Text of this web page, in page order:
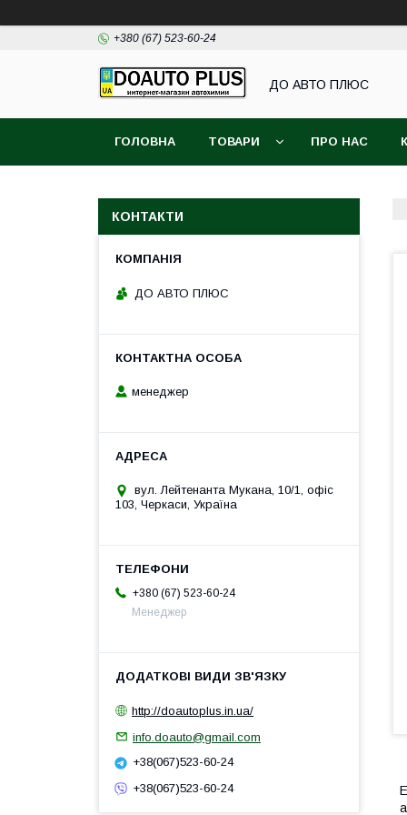
+380 (67) 523-60-24
ДО АВТО ПЛЮС
ГОЛОВНА ТОВАРИ ПРО НАС
КОНТАКТИ
ДО АВТО ПЛЮС
менеджер
вул. Лейтенанта Мукана, 10/1, офіс
103, Черкаси, Україна
+380 (67) 523-60-24
Менеджер
http://doautoplus.in.ua/
info.doauto@gmail.com
+38(067)523-60-24
+38(067)523-60-24